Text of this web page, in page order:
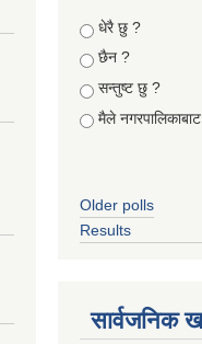
Choices
धेरै छु ?
छैन ?
सन्तुष्ट छु ?
मैले
Older polls
Results
सार्वजनिक